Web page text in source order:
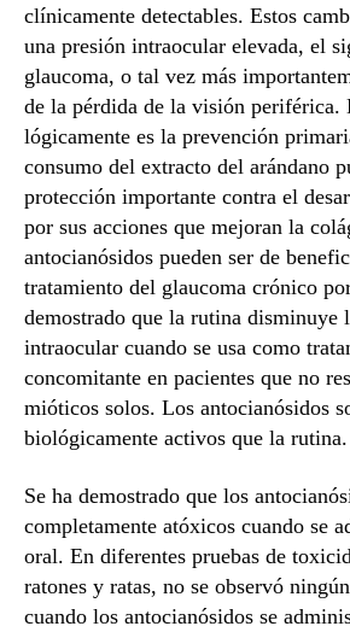
clínicamente detectables. Estos
una presión intraocular elevada, el
glaucoma, o tal vez más
de la pérdida de la visión periférica.
lógicamente es la prevención
consumo del extracto del arándano
protección importante contra el
por sus acciones que mejoran la
antocianósidos pueden ser de
tratamiento del glaucoma crónico
demostrado que la rutina disminuye
intraocular cuando se usa como
concomitante en pacientes que no
mióticos solos. Los antocianósidos
biológicamente activos que la rutina.
Se ha demostrado que los
completamente atóxicos cuando se
oral. En diferentes pruebas de
ratones y ratas, no se observó
cuando los antocianósidos se